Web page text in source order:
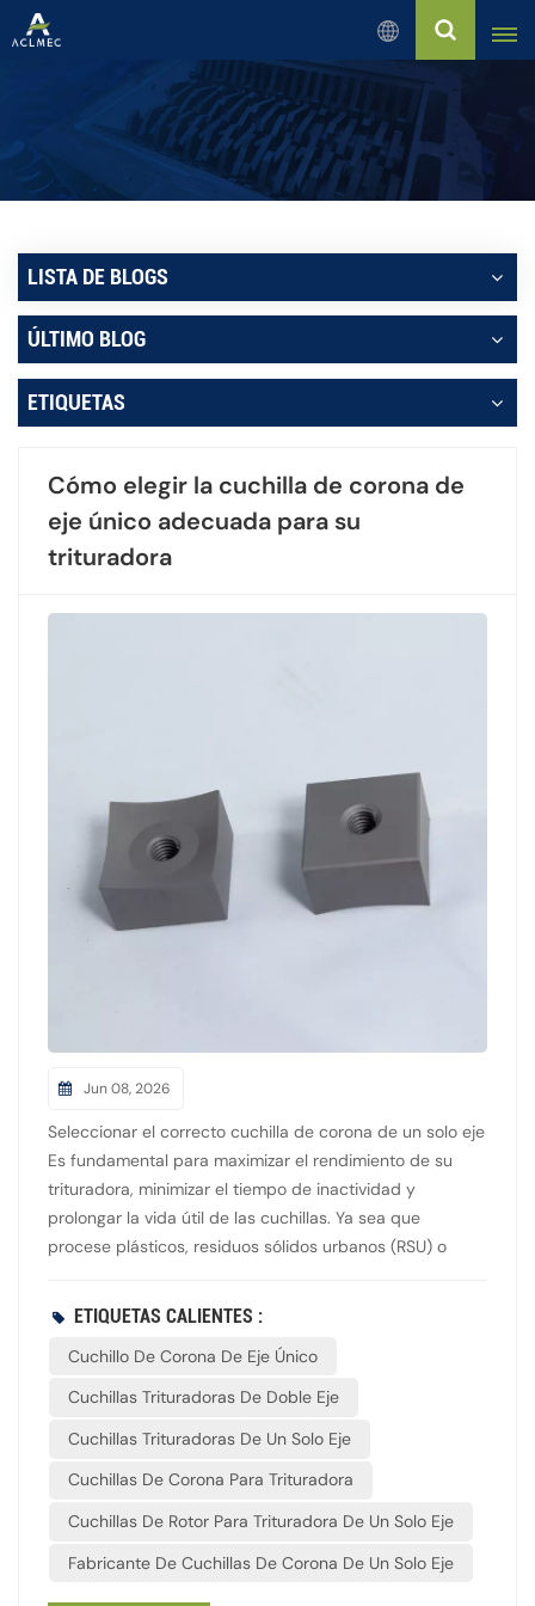
Español
English
Русский
Español
بالعربية
Français
Português
LISTA DE BLOGS
ÚLTIMO BLOG
ETIQUETAS
Cómo elegir la cuchilla de corona de
eje único adecuada para su
trituradora
Jun 08, 2026
Seleccionar el correcto cuchilla de corona de un solo eje
Es fundamental para maximizar el rendimiento de su
trituradora, minimizar el tiempo de inactividad y
prolongar la vida útil de las cuchillas. Ya sea que
procese plásticos, residuos sólidos urbanos (RSU) o
roturas frecuentes y un aumento considerable de los
cuchillas para trituradoras industriales, tenga en cuenta
estos tres factores esenciales:1. Selección de material
cuchillo determina su resistencia al desgaste y su
dureza.D2: El estándar de la industria para plásticos y
entre dureza y resistencia al desgaste.DC53: Ideal para
aplicaciones de alta exigencia. Ofrece mayor resistencia
ETIQUETAS CALIENTES :
Cuchillo De Corona De Eje Único
Cuchillas Trituradoras De Doble Eje
Cuchillas Trituradoras De Un Solo Eje
Cuchillas De Corona Para Trituradora
Cuchillas De Rotor Para Trituradora De Un Solo Eje
Fabricante De Cuchillas De Corona De Un Solo Eje